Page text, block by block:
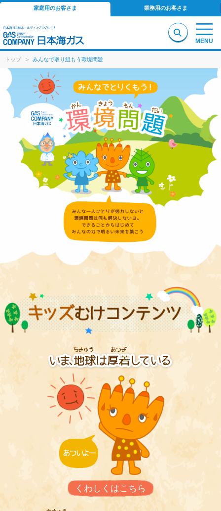
家庭用のお客さま 業務用のお客さま
MENU
トップ > みんなで取り組もう環境問題
くわしくはこちら